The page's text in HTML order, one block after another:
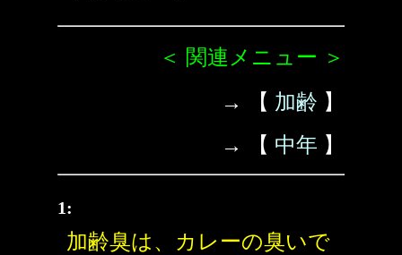
＜ 関連メニュー ＞
→ 【 加齢 】
→ 【 中年 】
1:
加齢臭は、カレーの臭いで